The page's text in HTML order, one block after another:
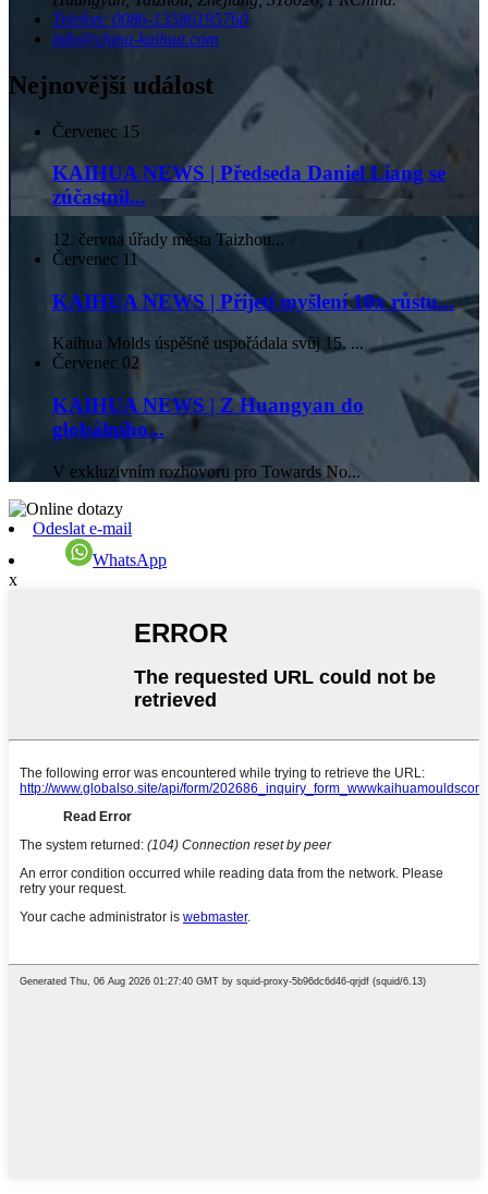
Telefon: 0086-13586195760
info@china-kaihua.com
Nejnovější událost
Červenec 15
KAIHUA NEWS | Předseda Daniel Liang se
zúčastnil...
12. června úřady města Taizhou...
Červenec 11
KAIHUA NEWS | Přijetí myšlení 10x růstu...
Kaihua Molds úspěšně uspořádala svůj 15. ...
Červenec 02
KAIHUA NEWS | Z Huangyan do
globálního...
V exkluzivním rozhovoru pro Towards No...
Odeslat e-mail
WhatsApp
x